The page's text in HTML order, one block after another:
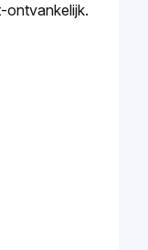
ontvankelijk.